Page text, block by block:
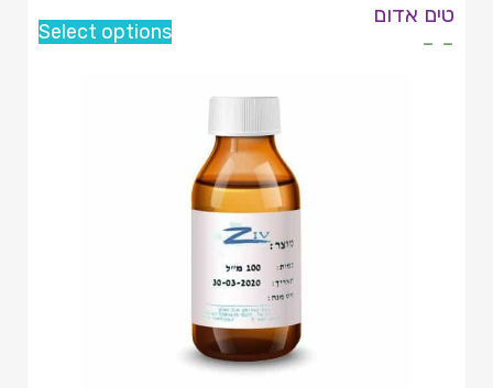
טים אדום
- -
Select options